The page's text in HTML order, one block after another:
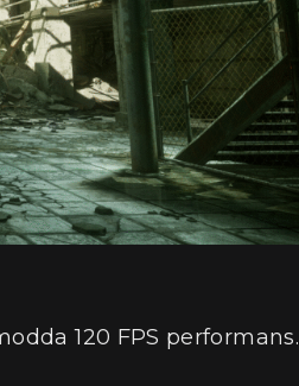
120 FPS performans.